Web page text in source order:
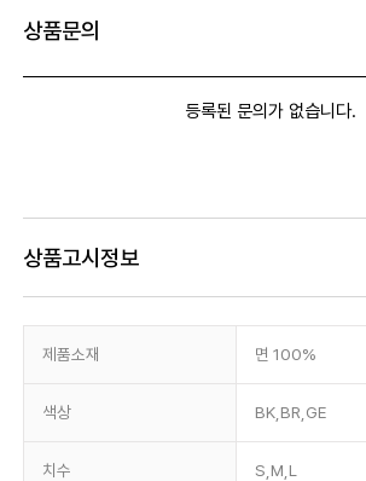
상품문의
등록된 문의가 없습니다.
상품고시정보
제품소재 면 100%
색상 BK,BR,GE
치수 S,M,L